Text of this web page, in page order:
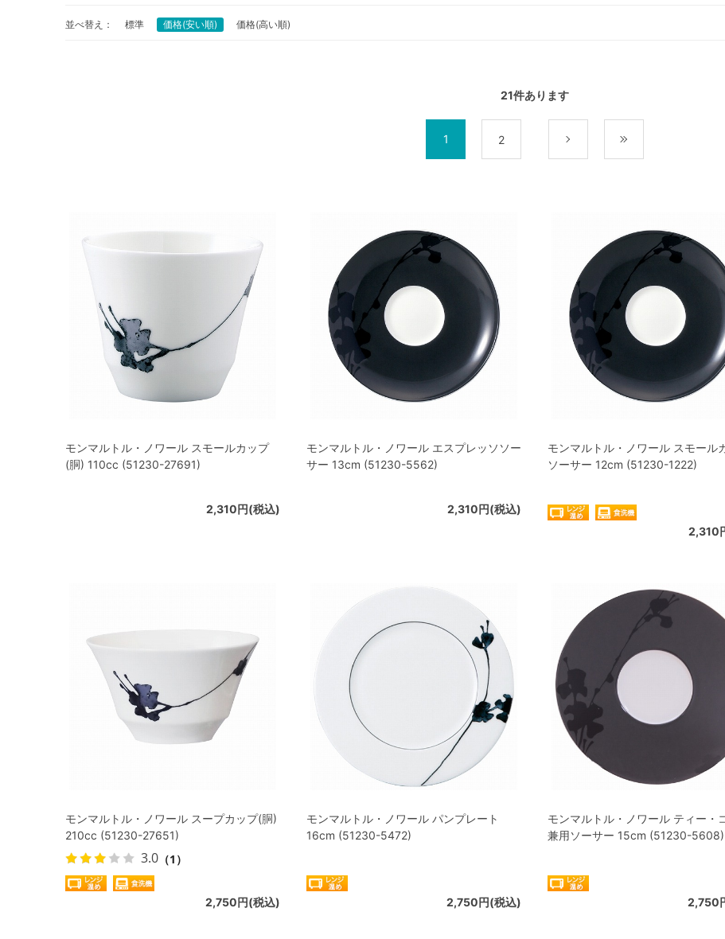
並べ替え： 標準 価格(安い順) 価格(高い順)
21件あります
1 2
モンマルトル・ノワール スモールカップ
(胴) 110cc (51230-27691)
2,310円(税込)
モンマルトル・ノワール エスプレッソソー
サー 13cm (51230-5562)
2,310円(税込)
モンマルトル・ノワール スモール
ソーサー 12cm (51230-1222)
2,310
モンマルトル・ノワール スープカップ(胴)
210cc (51230-27651)
3.0 （1）
2,750円(税込)
モンマルトル・ノワール パンプレート
16cm (51230-5472)
2,750円(税込)
モンマルトル・ノワール ティー・
兼用ソーサー 15cm (51230-5608)
2,750